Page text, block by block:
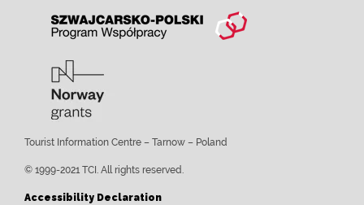
Tourist Information Centre – Tarnow – Poland
© 1999-2021 TCI. All rights reserved.
Accessibility Declaration